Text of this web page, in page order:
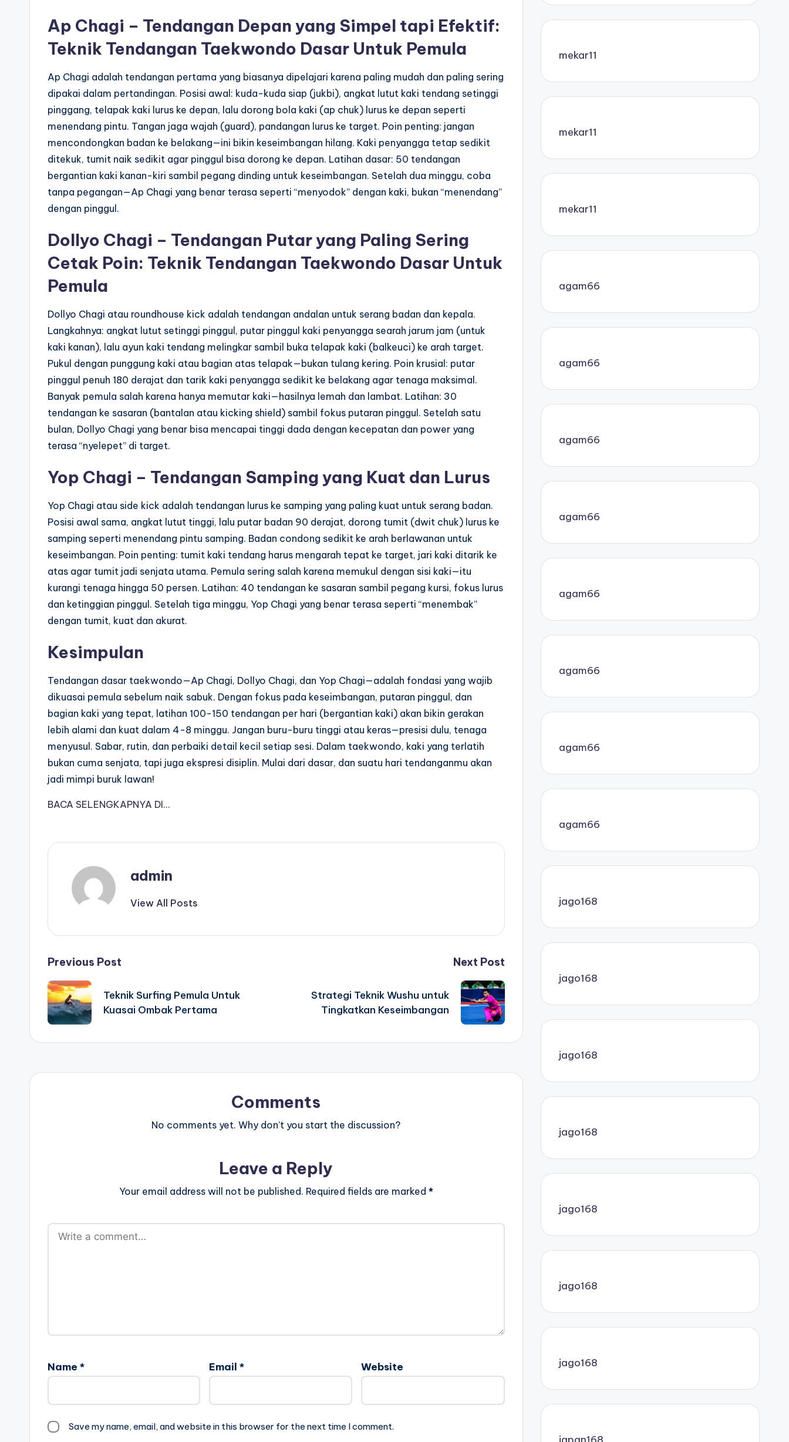
Ap Chagi – Tendangan Depan yang Simpel tapi Efektif:
Teknik Tendangan Taekwondo Dasar Untuk Pemula
Ap Chagi adalah tendangan pertama yang biasanya dipelajari karena paling mudah dan paling sering
dipakai dalam pertandingan. Posisi awal: kuda-kuda siap (jukbi), angkat lutut kaki tendang setinggi
pinggang, telapak kaki lurus ke depan, lalu dorong bola kaki (ap chuk) lurus ke depan seperti
menendang pintu. Tangan jaga wajah (guard), pandangan lurus ke target. Poin penting: jangan
mencondongkan badan ke belakang—ini bikin keseimbangan hilang. Kaki penyangga tetap sedikit
ditekuk, tumit naik sedikit agar pinggul bisa dorong ke depan. Latihan dasar: 50 tendangan
bergantian kaki kanan-kiri sambil pegang dinding untuk keseimbangan. Setelah dua minggu, coba
tanpa pegangan—Ap Chagi yang benar terasa seperti “menyodok” dengan kaki, bukan “menendang”
dengan pinggul.
Dollyo Chagi – Tendangan Putar yang Paling Sering
Cetak Poin: Teknik Tendangan Taekwondo Dasar Untuk
Pemula
Dollyo Chagi atau roundhouse kick adalah tendangan andalan untuk serang badan dan kepala.
Langkahnya: angkat lutut setinggi pinggul, putar pinggul kaki penyangga searah jarum jam (untuk
kaki kanan), lalu ayun kaki tendang melingkar sambil buka telapak kaki (balkeuci) ke arah target.
Pukul dengan punggung kaki atau bagian atas telapak—bukan tulang kering. Poin krusial: putar
pinggul penuh 180 derajat dan tarik kaki penyangga sedikit ke belakang agar tenaga maksimal.
Banyak pemula salah karena hanya memutar kaki—hasilnya lemah dan lambat. Latihan: 30
tendangan ke sasaran (bantalan atau kicking shield) sambil fokus putaran pinggul. Setelah satu
bulan, Dollyo Chagi yang benar bisa mencapai tinggi dada dengan kecepatan dan power yang
terasa “nyelepet” di target.
Yop Chagi – Tendangan Samping yang Kuat dan Lurus
Yop Chagi atau side kick adalah tendangan lurus ke samping yang paling kuat untuk serang badan.
Posisi awal sama, angkat lutut tinggi, lalu putar badan 90 derajat, dorong tumit (dwit chuk) lurus ke
samping seperti menendang pintu samping. Badan condong sedikit ke arah berlawanan untuk
keseimbangan. Poin penting: tumit kaki tendang harus mengarah tepat ke target, jari kaki ditarik ke
atas agar tumit jadi senjata utama. Pemula sering salah karena memukul dengan sisi kaki—itu
kurangi tenaga hingga 50 persen. Latihan: 40 tendangan ke sasaran sambil pegang kursi, fokus lurus
dan ketinggian pinggul. Setelah tiga minggu, Yop Chagi yang benar terasa seperti “menembak”
dengan tumit, kuat dan akurat.
Kesimpulan
Tendangan dasar taekwondo—Ap Chagi, Dollyo Chagi, dan Yop Chagi—adalah fondasi yang wajib
dikuasai pemula sebelum naik sabuk. Dengan fokus pada keseimbangan, putaran pinggul, dan
bagian kaki yang tepat, latihan 100-150 tendangan per hari (bergantian kaki) akan bikin gerakan
lebih alami dan kuat dalam 4-8 minggu. Jangan buru-buru tinggi atau keras—presisi dulu, tenaga
menyusul. Sabar, rutin, dan perbaiki detail kecil setiap sesi. Dalam taekwondo, kaki yang terlatih
bukan cuma senjata, tapi juga ekspresi disiplin. Mulai dari dasar, dan suatu hari tendanganmu akan
jadi mimpi buruk lawan!
BACA SELENGKAPNYA DI…
admin
View All Posts
Post
navigation
Previous Post
Teknik Surfing Pemula Untuk
Kuasai Ombak Pertama
Next Post
Strategi Teknik Wushu untuk
Tingkatkan Keseimbangan
Comments
No comments yet. Why don’t you start the discussion?
Leave a Reply
Your email address will not be published. Required fields are marked *
Name * Email * Website
Save my name, email, and website in this browser for the next time I comment.
mekar11
mekar11
mekar11
agam66
agam66
agam66
agam66
agam66
agam66
agam66
agam66
jago168
jago168
jago168
jago168
jago168
jago168
jago168